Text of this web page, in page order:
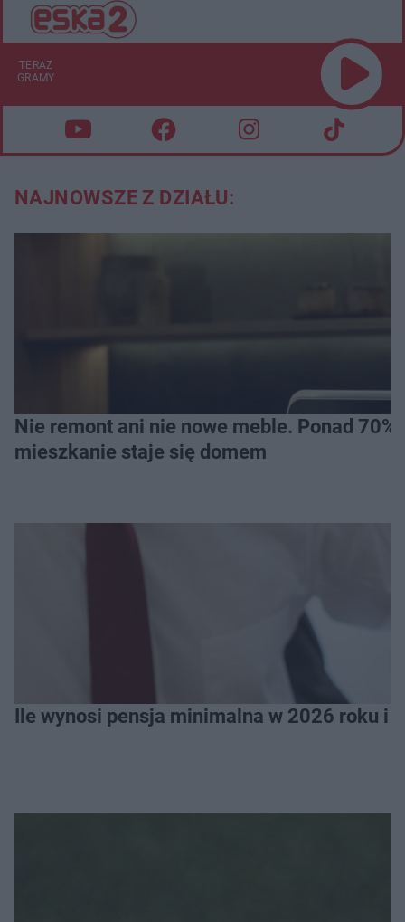
TERAZ
GRAMY
NAJNOWSZE Z DZIAŁU:
Nie remont ani nie nowe meble. Ponad
mieszkanie staje się domem
Ile wynosi pensja minimalna w 2026 roku i